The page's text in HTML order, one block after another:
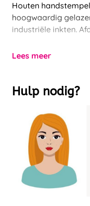
Houten
hoogwaardig
industriële inkten.
Lees meer
Hulp nodig?